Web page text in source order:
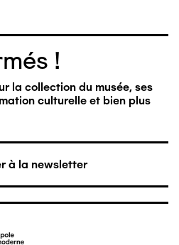
!
la collection du musée, ses
culturelle et bien plus
à la newsletter